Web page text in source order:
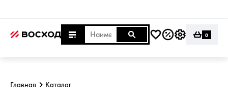
0
Главная Каталог